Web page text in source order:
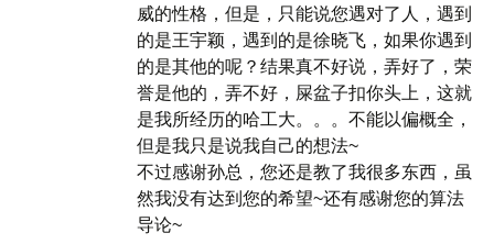
威的性格，但是，只能说您遇对了人，遇到
的是王宇颖，遇到的是徐晓飞，如果你遇到
的是其他的呢？结果真不好说，弄好了，荣
誉是他的，弄不好，屎盆子扣你头上，这就
是我所经历的哈工大。。。不能以偏概全，
但是我只是说我自己的想法~
不过感谢孙总，您还是教了我很多东西，虽
然我没有达到您的希望~还有感谢您的算法
导论~